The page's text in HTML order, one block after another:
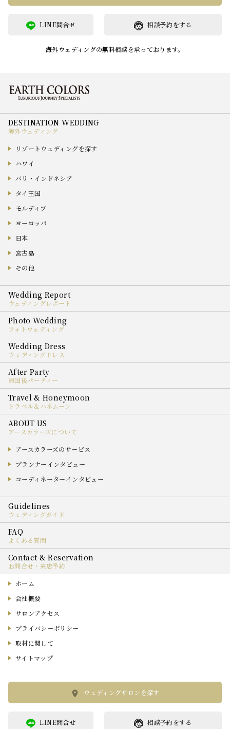
相談予約をする
LINE問合せ
海外ウェディングの無料相談を承っております。
海外ウェディング
リゾートウェディングを探す
ハワイ
バリ・インドネシア
タイ王国
モルディブ
ヨーロッパ
日本
宮古島
その他
ウェディングレポート
フォトウェディング
ウェディングドレス
帰国後パーティー
トラベル＆ハネムーン
アースカラーズについて
アースカラーズのサービス
プランナーインタビュー
コーディネーターインタビュー
ウェディングガイド
よくある質問
お問合せ・来店予約
ホーム
会社概要
サロンアクセス
プライバシーポリシー
取材に関して
サイトマップ
ウェディングサロンを探す
相談予約をする
LINE問合せ